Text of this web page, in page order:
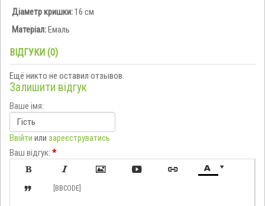
Діаметр кришки:16 см
Матеріал:Емаль
ВІДГУКИ (0)
Ещё никто не оставил отзывов.
Залишити відгук
Ваше імя:
Ввійти или зареєструватись
Ваш відгук: *

     
 [BBCODE]